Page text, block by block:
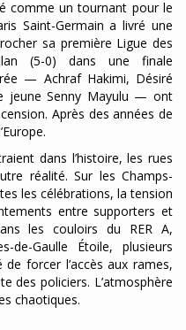
comme un tournant pour le
Saint-Germain a livré une
sa première Ligue des
(5-0) dans une finale
— Achraf Hakimi, Désiré
jeune Senny Mayulu — ont
Après des années de
dans l’histoire, les rues
réalité. Sur les Champs-
les célébrations, la tension
entre supporters et
les couloirs du RER A,
Gaulle Étoile, plusieurs
forcer l’accès aux rames,
des policiers. L’atmosphère
chaotiques.